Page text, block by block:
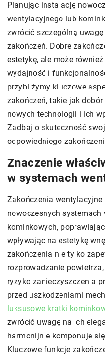
Planując instalację
wentylacyjnego lub
zwrócić szczególną
zakończeń. Dobre
estetykę, ale może
wydajność i
przybliżymy kluczowe
zakończeń, takie jak
nowych technologii i ich
Zadbaj o skuteczność
odpowiedniego
Znaczenie
w systemach
Zakończenia
nowoczesnych systemach
kominkowych,
wpływając na estetykę
zakończenia nie tylko
rozprowadzanie
ryzyko zanieczyszczenia
przed uszkodzeniami
luksusowe kratki
zwrócić uwagę na ich
harmonijnie komponuje
Kluczowe funkcje